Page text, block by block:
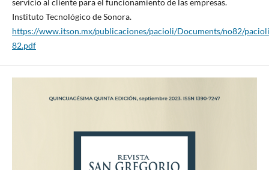
servicio al cliente para el funcionamiento de las empresas.
Instituto Tecnológico de Sonora.
https://www.itson.mx/publicaciones/pacioli/Documents/no82/
82.pdf